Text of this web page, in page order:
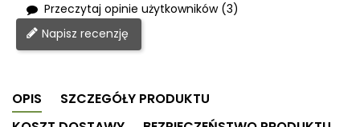
Przeczytaj opinie użytkowników (3)
Napisz recenzję
OPIS
SZCZEGÓŁY PRODUKTU